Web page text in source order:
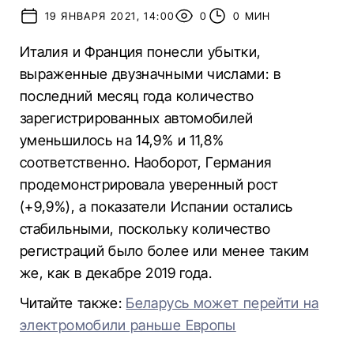
19 ЯНВАРЯ 2021, 14:00 0 0 МИН
Италия и Франция понесли убытки,
выраженные двузначными числами: в
последний месяц года количество
зарегистрированных автомобилей
уменьшилось на 14,9% и 11,8%
соответственно. Наоборот, Германия
продемонстрировала уверенный рост
(+9,9%), а показатели Испании остались
стабильными, поскольку количество
регистраций было более или менее таким
же, как в декабре 2019 года.
Читайте также: Беларусь может перейти на
электромобили раньше Европы